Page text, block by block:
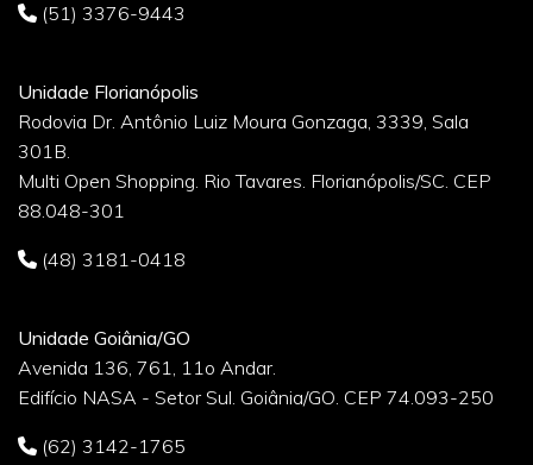
(51) 3376-9443
Unidade Florianópolis
Rodovia Dr. Antônio Luiz Moura Gonzaga, 3339, Sala
301B.
Multi Open Shopping. Rio Tavares. Florianópolis/SC. CEP
88.048-301
(48) 3181-0418
Unidade Goiânia/GO
Avenida 136, 761, 11o Andar.
Edifício NASA - Setor Sul. Goiânia/GO. CEP 74.093-250
(62) 3142-1765